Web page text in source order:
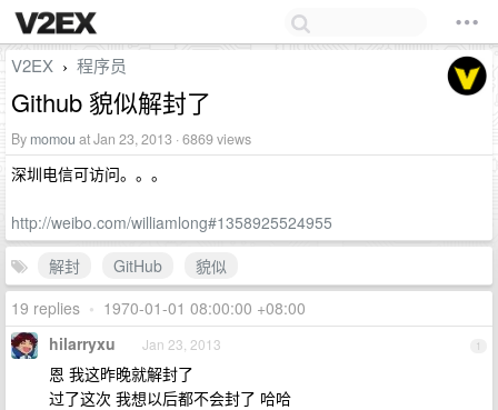
V2EX › 程序员
Github 貌似解封了
By momou at Jan 23, 2013 · 6869 views
深圳电信可访问。。。
http://weibo.com/williamlong#1358925524955
解封
GitHub
貌似
19 replies • 1970-01-01 08:00:00 +08:00
1
hilarryxu Jan 23, 2013
恩 我这昨晚就解封了
过了这次 我想以后都不会封了 哈哈